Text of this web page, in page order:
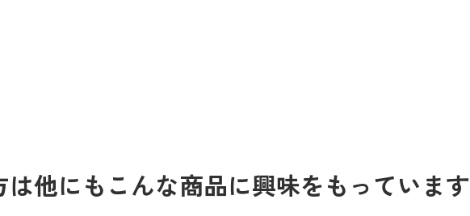
他にもこんな商品に興味をもっています